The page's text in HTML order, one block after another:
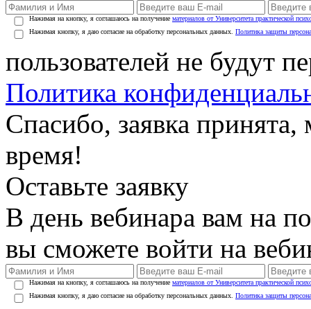
Нажимая на кнопку, я соглашаюсь на получение материалов от Университета практической
Нажимая кнопку, я даю согласие на обработку персональных данных. Политика защиты
пользователей не будут
Политика
Спасибо, заявка
время!
Оставьте заявку
В день вебинара вам на
вы сможете войти на
Нажимая на кнопку, я соглашаюсь на получение материалов от Университета практической
Нажимая кнопку, я даю согласие на обработку персональных данных. Политика защиты